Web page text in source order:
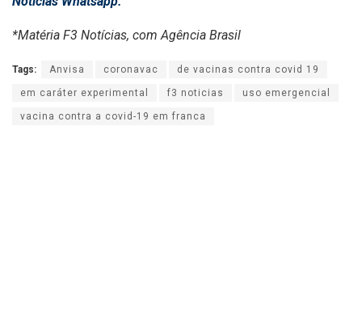
*Matéria F3 Notícias, com Agência Brasil
Tags: Anvisa coronavac de vacinas contra covid 19
em caráter experimental f3 noticias uso emergencial
vacina contra a covid-19 em franca